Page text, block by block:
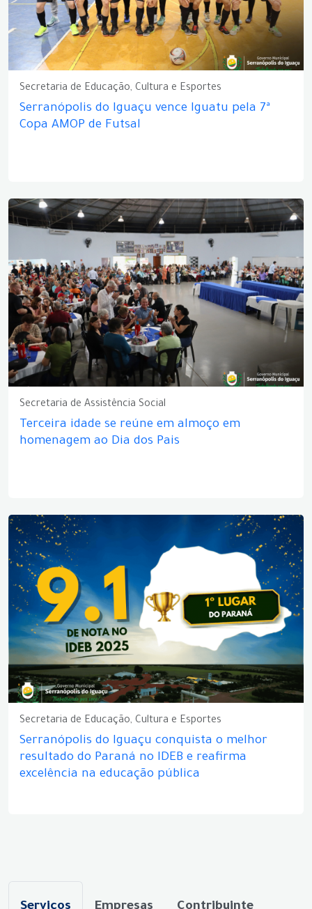
Secretaria de Educação, Cultura e Esportes
Serranópolis do Iguaçu vence Iguatu pela 7ª
Copa AMOP de Futsal
Secretaria de Assistência Social
Terceira idade se reúne em almoço em
homenagem ao Dia dos Pais
Secretaria de Educação, Cultura e Esportes
Serranópolis do Iguaçu conquista o melhor
resultado do Paraná no IDEB e reafirma
excelência na educação pública